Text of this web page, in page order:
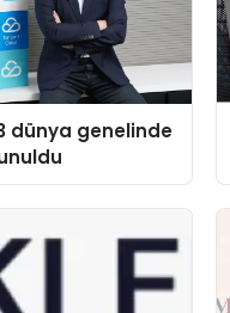
dünya genelinde